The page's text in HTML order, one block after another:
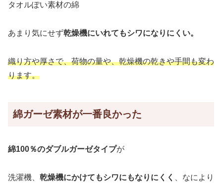
タオルぽい素材の綿
あまり気にせず乾燥機にいれてもシワになりにくい。
織り方や厚さで、荷物の量や、乾燥機の乾きや手間も変わ
ります。
綿ガーゼ素材が一番良かった
綿100％のダブルガーゼタイプが
洗濯機、 乾燥機にかけてもシワにもなりにくく
、なにより